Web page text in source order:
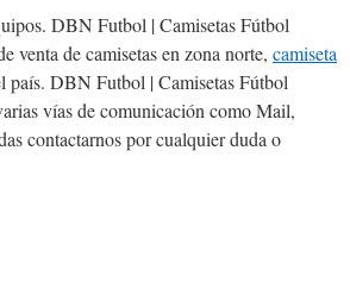
DBN Futbol | Camisetas Fútbol
venta de camisetas en zona norte, camiseta
país. DBN Futbol | Camisetas Fútbol
vías de comunicación como Mail,
contactarnos por cualquier duda o